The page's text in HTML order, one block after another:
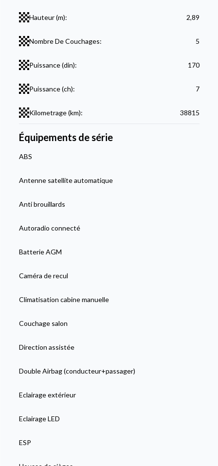
Hauteur (m): 2,89
Nombre De Couchages: 5
Puissance (din): 170
Puissance (ch): 7
Kilometrage (km): 38815
Équipements de série
ABS
Antenne satellite automatique
Anti brouillards
Autoradio connecté
Batterie AGM
Caméra de recul
Climatisation cabine manuelle
Couchage salon
Direction assistée
Double Airbag (conducteur+passager)
Eclairage extérieur
Eclairage LED
ESP